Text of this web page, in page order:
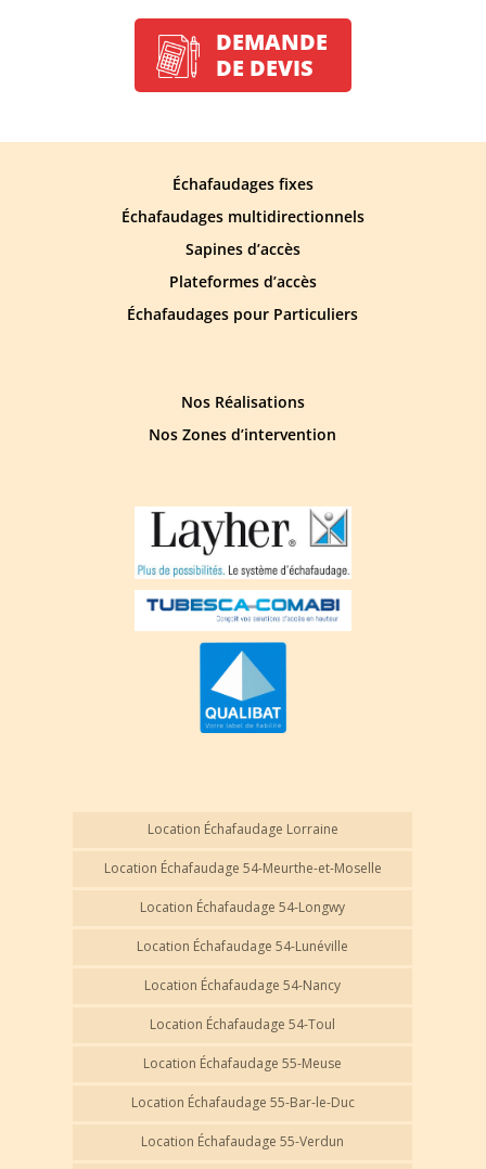
DEMANDE
DE DEVIS
Échafaudages fixes
Échafaudages multidirectionnels
Sapines d’accès
Plateformes d’accès
Échafaudages pour Particuliers
Nos Réalisations
Nos Zones d’intervention
Location Échafaudage Lorraine
Location Échafaudage 54-Meurthe-et-Moselle
Location Échafaudage 54-Longwy
Location Échafaudage 54-Lunéville
Location Échafaudage 54-Nancy
Location Échafaudage 54-Toul
Location Échafaudage 55-Meuse
Location Échafaudage 55-Bar-le-Duc
Location Échafaudage 55-Verdun